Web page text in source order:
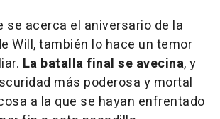
se acerca el aniversario de la
Will, también lo hace un temor
La batalla final se avecina, y
más poderosa y mortal
a la que se hayan enfrentado